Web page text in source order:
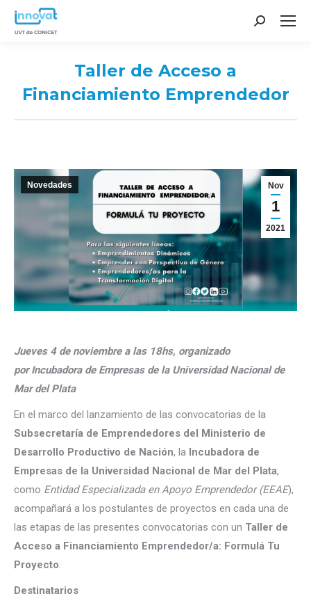
Search:
Taller de Acceso a
Financiamiento Emprendedor
Nov
1
2021
Novedades
Jueves 4 de noviembre a las 18hs, organizado
por Incubadora de Empresas de la Universidad Nacional de
Mar del Plata
En el marco del lanzamiento de las convocatorias de la
Subsecretaría de Emprendedores del Ministerio de
Desarrollo Productivo de Nación, la Incubadora de
Empresas de la Universidad Nacional de Mar del Plata,
como Entidad Especializada en Apoyo Emprendedor (EEAE),
acompañará a los postulantes de proyectos en cada una de
las etapas de las presentes convocatorias con un Taller de
Acceso a Financiamiento Emprendedor/a: Formulá Tu
Proyecto.
Destinatarios